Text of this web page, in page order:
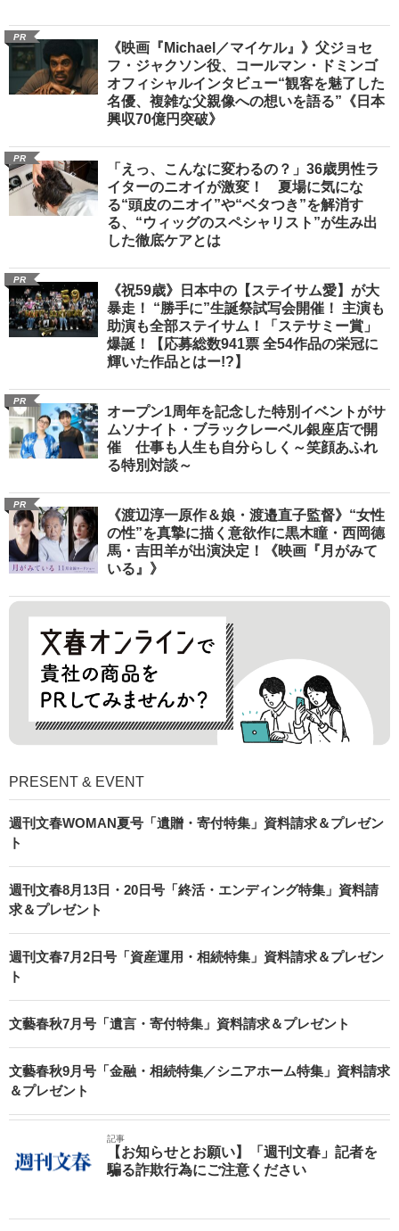
PR
《映画『Michael／マイケル』》父ジョセ
フ・ジャクソン役、コールマン・ドミンゴ
オフィシャルインタビュー“観客を魅了した
名優、複雑な父親像への想いを語る”《日本
興収70億円突破》
PR
「えっ、こんなに変わるの？」36歳男性ラ
イターのニオイが激変！ 夏場に気にな
る“頭皮のニオイ”や“ベタつき”を解消す
る、“ウィッグのスペシャリスト”が生み出
した徹底ケアとは
PR
《祝59歳》日本中の【ステイサム愛】が大
暴走！ “勝手に”生誕祭試写会開催！ 主演も
助演も全部ステイサム！「ステサミー賞」
爆誕！【応募総数941票 全54作品の栄冠に
輝いた作品とはー!?】
PR
オープン1周年を記念した特別イベントがサ
ムソナイト・ブラックレーベル銀座店で開
催 仕事も人生も自分らしく～笑顔あふれ
る特別対談～
PR
《渡辺淳一原作＆娘・渡邉直子監督》“女性
の性”を真摯に描く意欲作に黒木瞳・西岡德
馬・吉田羊が出演決定！《映画『月がみて
いる』》
PRESENT & EVENT
週刊文春WOMAN夏号「遺贈・寄付特集」資料請求＆プレゼン
ト
週刊文春8月13日・20日号「終活・エンディング特集」資料請
求＆プレゼント
週刊文春7月2日号「資産運用・相続特集」資料請求＆プレゼン
ト
文藝春秋7月号「遺言・寄付特集」資料請求＆プレゼント
文藝春秋9月号「金融・相続特集／シニアホーム特集」資料請求
＆プレゼント
記事
【お知らせとお願い】「週刊文春」記者を
騙る詐欺行為にご注意ください